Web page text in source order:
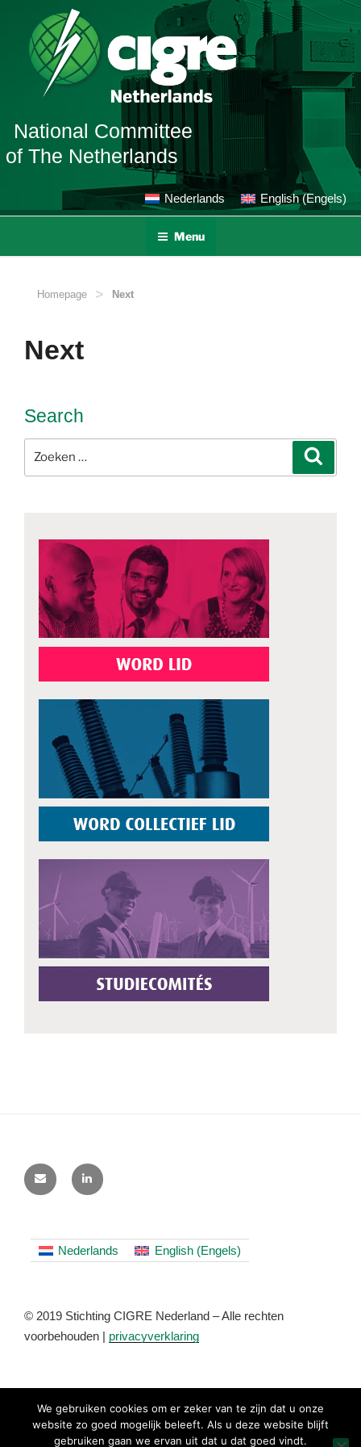
inhoud
National Committee
of The Netherlands
Nederlands English(Engels)
Menu
Homepage > Next
Next
Search
Nederlands English(Engels)
© 2019 Stichting CIGRE Nederland – Alle rechten
voorbehouden | privacyverklaring
We gebruiken cookies om er zeker van te zijn dat u onze
website zo goed mogelijk beleeft. Als u deze website blijft
gebruiken gaan we ervan uit dat u dat goed vindt.